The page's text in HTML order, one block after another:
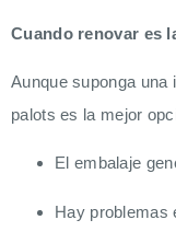
Cuando renovar es
Aunque suponga
palots es la mejor
El embalaje
Hay problemas